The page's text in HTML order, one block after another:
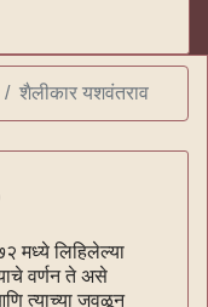
शैलीकार यशवंतराव
मध्ये लिहिलेल्या
वर्णन ते असे
त्याच्या जवळून